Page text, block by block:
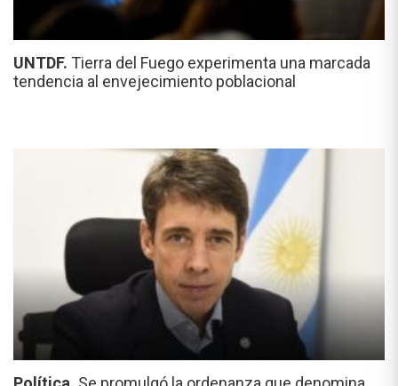
UNTDF. Tierra del Fuego experimenta una marcada
tendencia al envejecimiento poblacional